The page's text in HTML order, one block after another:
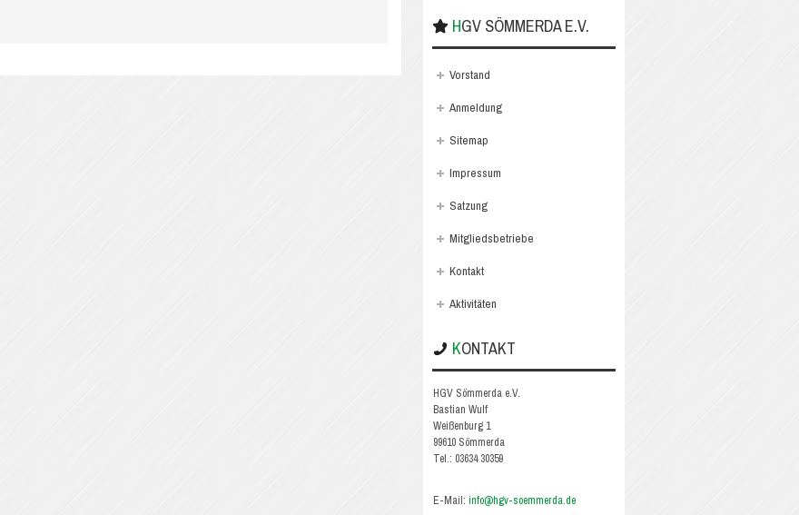
HGV SÖMMERDA E.V.
Vorstand
Anmeldung
Sitemap
Impressum
Satzung
Mitgliedsbetriebe
Kontakt
Aktivitäten
KONTAKT
HGV Sömmerda e.V.
Bastian Wulf
Weißenburg 1
99610 Sömmerda
Tel.: 03634 30359
E-Mail:info@hgv-soemmerda.de